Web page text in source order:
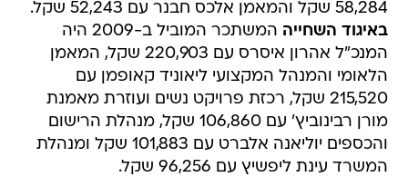
58,284 שקל והמאמן אלכס חבנר עם 52,243 שקל.
באיגוד השחייה
המשתכר המוביל ב-2009 היה
המנכ"ל אהרון איסרס עם 220,903 שקל, המאמן
הלאומי והמנהל המקצועי ליאוניד קאופמן עם
215,520 שקל, רכזת פרויקט נשים ועוזרת מאמנת
מורן רבינוביץ' עם 106,860 שקל, מנהלת הרישום
והכספים יוליאנה אלברט עם 101,883 שקל ומנהלת
המשרד עינת ליפשיץ עם 96,256 שקל.